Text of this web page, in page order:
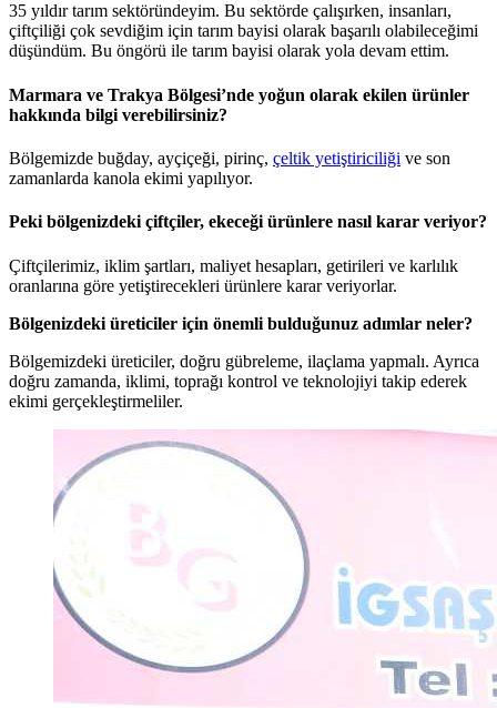
35 yıldır tarım sektöründeyim. Bu sektörde çalışırken, insanları,
çiftçiliği çok sevdiğim için tarım bayisi olarak başarılı olabileceğimi
düşündüm. Bu öngörü ile tarım bayisi olarak yola devam ettim.
Marmara ve Trakya Bölgesi’nde yoğun olarak ekilen ürünler
hakkında bilgi verebilirsiniz?
Bölgemizde buğday, ayçiçeği, pirinç, çeltik yetiştiriciliği ve son
zamanlarda kanola ekimi yapılıyor.
Peki bölgenizdeki çiftçiler, ekeceği ürünlere nasıl karar veriyor?
Çiftçilerimiz, iklim şartları, maliyet hesapları, getirileri ve karlılık
oranlarına göre yetiştirecekleri ürünlere karar veriyorlar.
Bölgenizdeki üreticiler için önemli bulduğunuz adımlar neler?
Bölgemizdeki üreticiler, doğru gübreleme, ilaçlama yapmalı. Ayrıca
doğru zamanda, iklimi, toprağı kontrol ve teknolojiyi takip ederek
ekimi gerçekleştirmeliler.